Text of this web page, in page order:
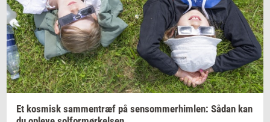
Et kos­misk sam­men­træf på sen­som­mer­him­len: Sådan kan